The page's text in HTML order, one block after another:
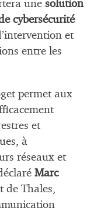
une solution
cybersécurité
et
entre les
permet aux
et
à
réseaux et
Marc
de Thales,